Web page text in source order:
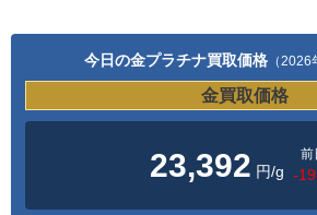
今日の金プラチナ買取価格 （2026
金買取価格
23,392 円/g
前
-